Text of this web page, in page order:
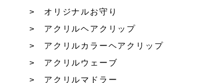
オリジナルお守り
アクリルヘアクリップ
アクリルカラーヘアクリップ
アクリルウェーブ
アクリルマドラー